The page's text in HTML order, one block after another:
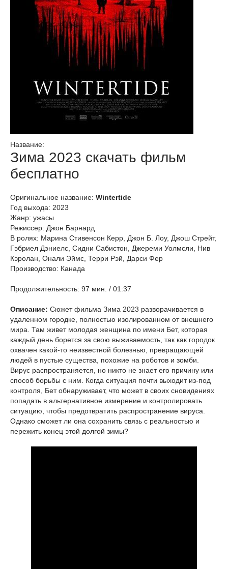
Название:
Зима 2023 скачать фильм
бесплатно
Оригинальное название: Wintertide
Год выхода: 2023
Жанр: ужасы
Режиссер: Джон Барнард
В ролях: Марина Стивенсон Керр, Джон Б. Лоу, Джош Стрейт,
Гэбриел Дэниелс, Сидни Сабистон, Джереми Уолмсли, Нив
Кэролан, Онали Эймс, Терри Рэй, Дарси Фер
Производство: Канада
Продолжительность: 97 мин. / 01:37
Описание: Сюжет фильма Зима 2023 разворачивается в
удаленном городке, полностью изолированном от внешнего
мира. Там живет молодая женщина по имени Бет, которая
каждый день борется за свою выживаемость, так как городок
охвачен какой-то неизвестной болезнью, превращающей
людей в пустые существа, похожие на роботов и зомби.
Вирус распространяется, но никто не знает его причину или
способ борьбы с ним. Когда ситуация почти выходит из-под
контроля, Бет обнаруживает, что может в своих сновидениях
попадать в альтернативное измерение и контролировать
ситуацию, чтобы предотвратить распространение вируса.
Однако сможет ли она сохранить связь с реальностью и
пережить конец этой долгой зимы?